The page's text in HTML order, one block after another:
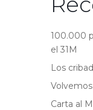
100.000
el 31M
Los
Carta al